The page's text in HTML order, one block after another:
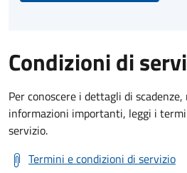
Condizioni di
Per conoscere i dettagli di
informazioni importanti, leggi i
servizio.
Termini e condizioni di servizio